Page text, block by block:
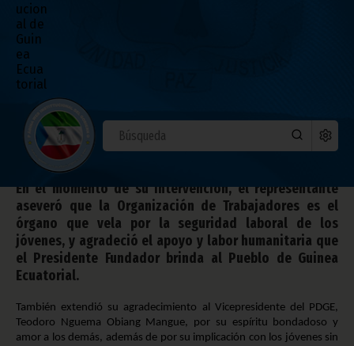
Intervención del representante de
Organización de los Trabajadores
noviembre 24, 2021
CongresoPDGE
En el momento de su intervención, el representante
aseveró que la Organización de Trabajadores es el
órgano que vela por la seguridad laboral de los
jóvenes, y agradeció el apoyo y labor humanitaria que
el Presidente Fundador brinda al Pueblo de Guinea
Ecuatorial.
También extendió su agradecimiento al Vicepresidente del PDGE,
Teodoro Nguema Obiang Mangue, por su espíritu bondadoso y
amor a los demás, además de por su implicación con los jóvenes sin